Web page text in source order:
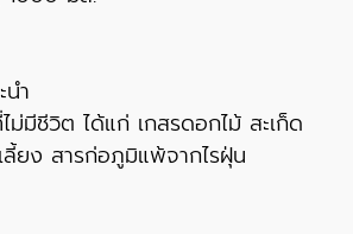
นำ
มีชีวิต ได้แก่ เกสรดอกไม้ สะเก็ด
ยง สารก่อภูมิแพ้จากไรฝุ่น